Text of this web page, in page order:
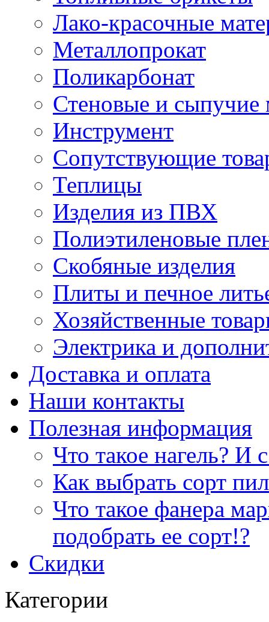
Лако-красочные
Металлопрокат
Поликарбонат
Стеновые и сыпучие
Инструмент
Сопутствующие
Теплицы
Изделия из ПВХ
Полиэтиленовые
Скобяные изделия
Плиты и печное
Хозяйственные
Электрика и
Доставка и оплата
Наши контакты
Полезная информация
Что такое нагель? И
Как выбрать сорт
Что такое фанера
подобрать ее сорт!?
Скидки
Категории